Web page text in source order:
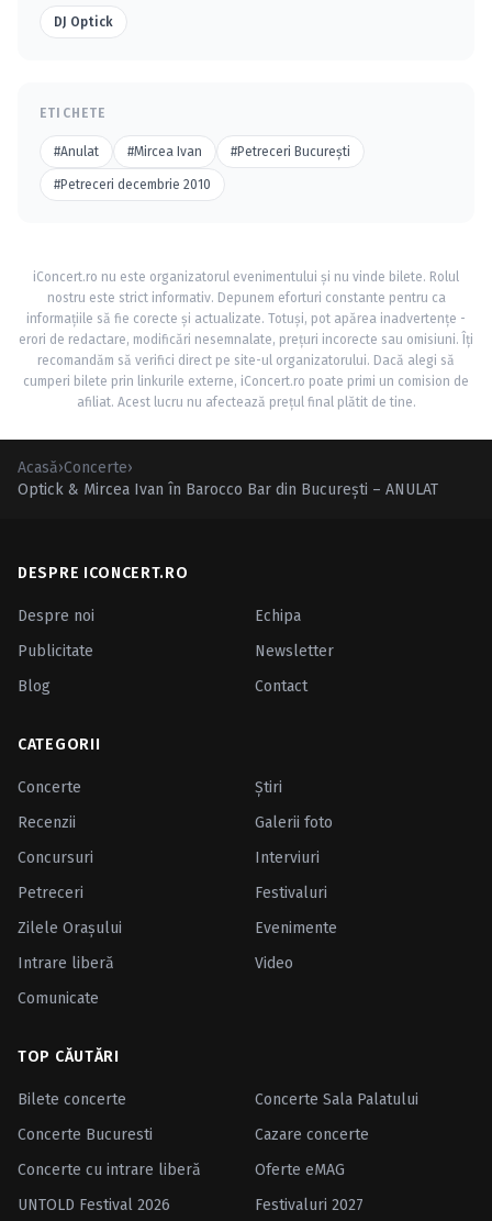
DJ Optick
ETICHETE
#Anulat #Mircea Ivan #Petreceri Bucureşti
#Petreceri decembrie 2010
iConcert.ro nu este organizatorul evenimentului și nu vinde bilete. Rolul
nostru este strict informativ. Depunem eforturi constante pentru ca
informațiile să fie corecte și actualizate. Totuși, pot apărea inadvertențe -
erori de redactare, modificări nesemnalate, prețuri incorecte sau omisiuni. Îți
recomandăm să verifici direct pe site-ul organizatorului. Dacă alegi să
cumperi bilete prin linkurile externe, iConcert.ro poate primi un comision de
afiliat. Acest lucru nu afectează prețul final plătit de tine.
Acasă›Concerte›
Optick & Mircea Ivan în Barocco Bar din Bucureşti – ANULAT
DESPRE ICONCERT.RO
Despre noi
Echipa
Publicitate
Newsletter
Blog
Contact
CATEGORII
Concerte
Ştiri
Recenzii
Galerii foto
Concursuri
Interviuri
Petreceri
Festivaluri
Zilele Oraşului
Evenimente
Intrare liberă
Video
Comunicate
TOP CĂUTĂRI
Bilete concerte
Concerte Sala Palatului
Concerte Bucuresti
Cazare concerte
Concerte cu intrare liberă
Oferte eMAG
UNTOLD Festival 2026
Festivaluri 2027